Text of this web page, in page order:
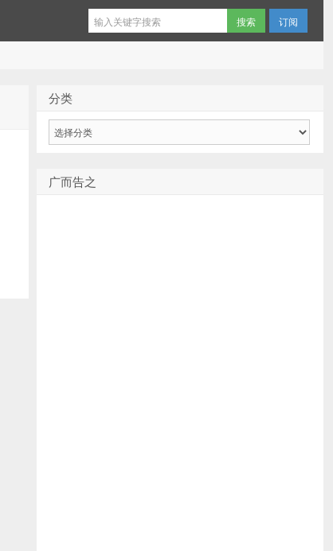
订阅
分类
广而告之